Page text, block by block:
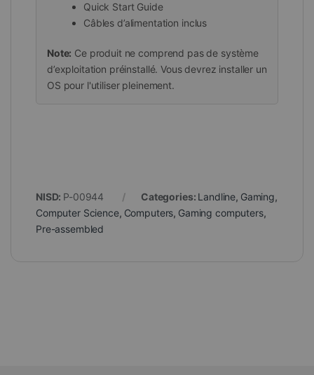
Quick Start Guide
Câbles d’alimentation inclus
Note: Ce produit ne comprend pas de système
d’exploitation préinstallé. Vous devrez installer un
OS pour l'utiliser pleinement.
NISD: P-00944 Categories: Landline, Gaming,
Computer Science, Computers, Gaming computers,
Pre-assembled